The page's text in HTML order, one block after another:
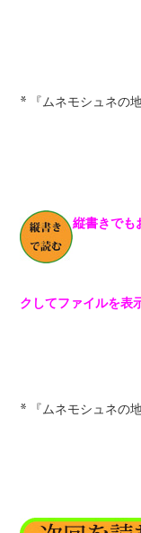
* 『ムネモシュネの
縦書きでも
クしてファイルを表
* 『ムネモシュネの